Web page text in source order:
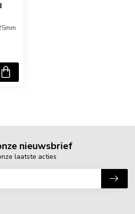
nieuwsbrief
laatste acties